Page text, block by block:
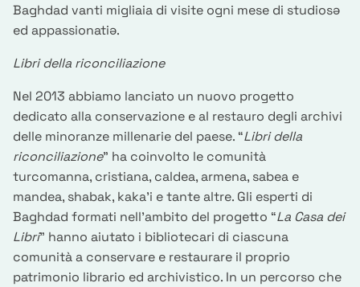
Baghdad vanti migliaia di visite ogni mese di studiosə
ed appassionatiə.
Libri della riconciliazione
Nel 2013 abbiamo lanciato un nuovo progetto
dedicato alla conservazione e al restauro degli archivi
delle minoranze millenarie del paese. “Libri della
riconciliazione” ha coinvolto le comunità
turcomanna, cristiana, caldea, armena, sabea e
mandea, shabak, kaka’i e tante altre. Gli esperti di
Baghdad formati nell’ambito del progetto “La Casa dei
Libri” hanno aiutato i bibliotecari di ciascuna
comunità a conservare e restaurare il proprio
patrimonio librario ed archivistico. In un percorso che